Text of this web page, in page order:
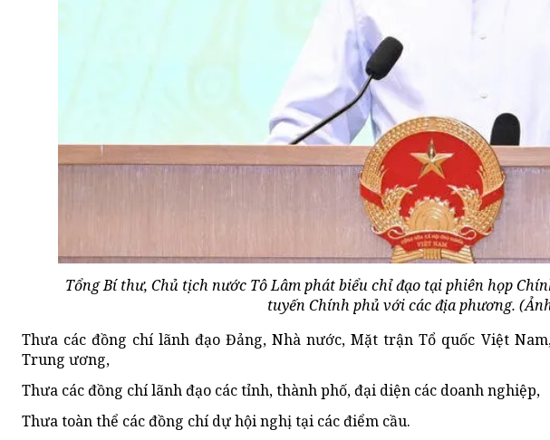
Tổng Bí thư, Chủ tịch nước Tô Lâm phát biểu chỉ đạo tại phiên họp
tuyến Chính phủ với các địa phương.
Thưa các đồng chí lãnh đạo Đảng, Nhà nước, Mặt trận Tổ quốc Việt
Trung ương,
Thưa các đồng chí lãnh đạo các tỉnh, thành phố, đại diện các doanh nghiệp,
Thưa toàn thể các đồng chí dự hội nghị tại các điểm cầu.